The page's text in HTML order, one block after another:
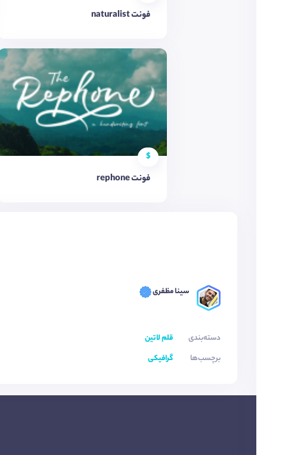
فونت naturalist
$
فونت rephone
سینا مظفری
دسته‌بندی
قلم لاتین
برچسب‌ها
گرافیکی